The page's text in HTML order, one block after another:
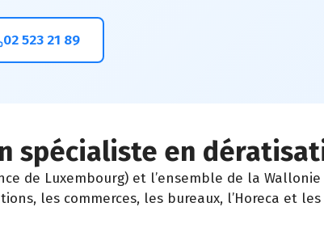
02 523 21 89
spécialiste en
de Luxembourg) et l’ensemble de la
les commerces, les bureaux, l’Horeca et